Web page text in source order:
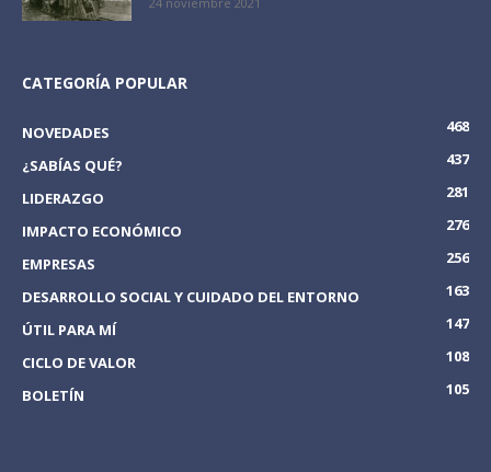
CATEGORÍA POPULAR
NOVEDADES
468
¿SABÍAS QUÉ?
437
LIDERAZGO
281
IMPACTO ECONÓMICO
276
EMPRESAS
256
DESARROLLO SOCIAL Y CUIDADO DEL ENTORNO
163
ÚTIL PARA MÍ
147
CICLO DE VALOR
108
BOLETÍN
105